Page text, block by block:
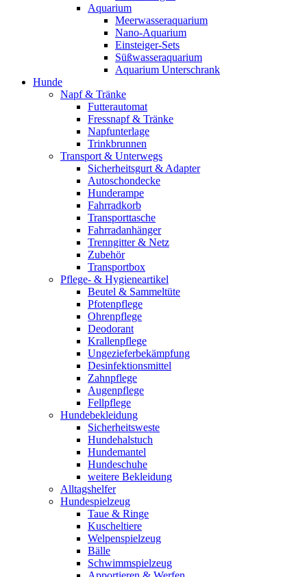
Aquarium
Meerwasseraquarium
Nano-Aquarium
Einsteiger-Sets
Süßwasseraquarium
Aquarium Unterschrank
Hunde
Napf & Tränke
Futterautomat
Fressnapf & Tränke
Napfunterlage
Trinkbrunnen
Transport & Unterwegs
Sicherheitsgurt & Adapter
Autoschondecke
Hunderampe
Fahrradkorb
Transporttasche
Fahrradanhänger
Trenngitter & Netz
Zubehör
Transportbox
Pflege- & Hygieneartikel
Beutel & Sammeltüte
Pfotenpflege
Ohrenpflege
Deodorant
Krallenpflege
Ungezieferbekämpfung
Desinfektionsmittel
Zahnpflege
Augenpflege
Fellpflege
Hundebekleidung
Sicherheitsweste
Hundehalstuch
Hundemantel
Hundeschuhe
weitere Bekleidung
Alltagshelfer
Hundespielzeug
Taue & Ringe
Kuscheltiere
Welpenspielzeug
Bälle
Schwimmspielzeug